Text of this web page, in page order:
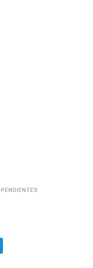
PENDIENTES